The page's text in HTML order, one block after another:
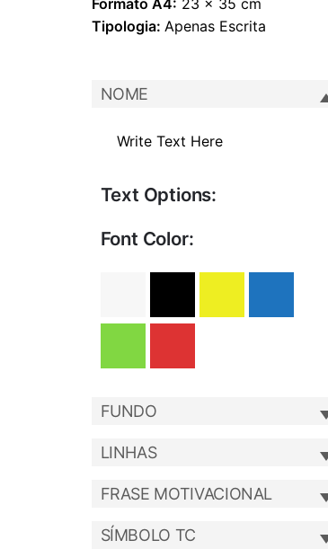
Tipologia: Apenas Escrita
NOME
Text Options:
Font Color:
FUNDO
LINHAS
FRASE MOTIVACIONAL
SÍMBOLO TC